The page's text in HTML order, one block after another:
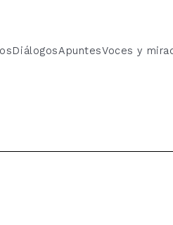
DiálogosApuntesVoces y